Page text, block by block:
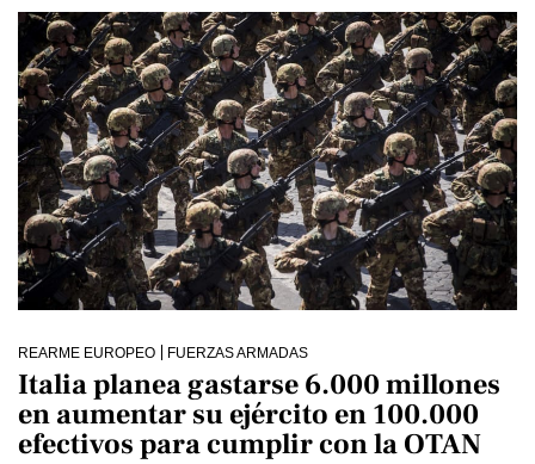
REARME EUROPEO FUERZAS ARMADAS
Italia planea gastarse 6.000 millones
en aumentar su ejército en 100.000
efectivos para cumplir con la OTAN